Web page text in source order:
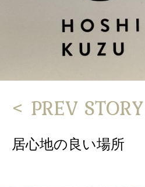
< PREV STORY
居心地の良い場所